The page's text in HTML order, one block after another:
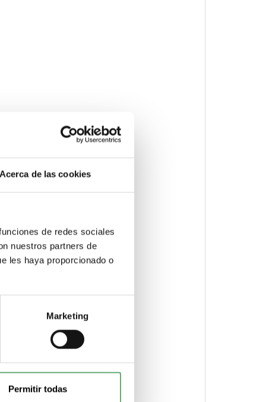
Acerca de las cookies
de redes sociales
nuestros partners de
les haya proporcionado o
Marketing
Permitir todas